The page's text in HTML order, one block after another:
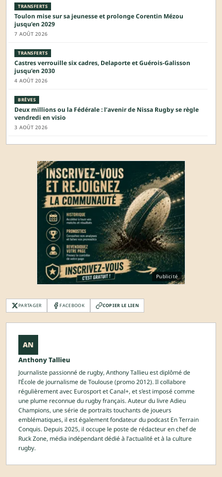
TRANSFERTS
Toulon mise sur sa jeunesse et prolonge Corentin Mézou
jusqu’en 2029
7 AOÛT 2026
TRANSFERTS
Castres verrouille six cadres, Delaporte et Guérois-Galisson
jusqu’en 2030
4 AOÛT 2026
BRÈVES
Deux millions ou la Fédérale : l’avenir de Nissa Rugby se règle
vendredi en visio
3 AOÛT 2026
Publicité
PARTAGER FACEBOOK COPIER LE LIEN
AN
Anthony Tallieu
Journaliste passionné de rugby, Anthony Tallieu est diplômé de
l’École de journalisme de Toulouse (promo 2012). Il collabore
régulièrement avec Eurosport et Canal+, et s’est imposé comme
une plume reconnue du rugby français. Auteur du livre Adieu
Champions, une série de portraits touchants de joueurs
emblématiques, il est également fondateur du podcast En Terrain
Conquis. Depuis 2025, il occupe le poste de rédacteur en chef de
Ruck Zone, média indépendant dédié à l’actualité et à la culture
rugby.